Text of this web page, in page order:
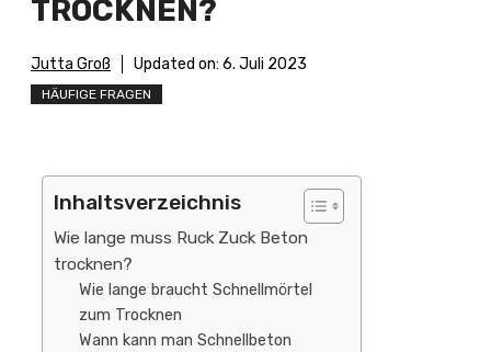
TROCKNEN?
Jutta Groß Updated on: 6. Juli 2023
HÄUFIGE FRAGEN
Inhaltsverzeichnis
Wie lange muss Ruck Zuck Beton
trocknen?
Wie lange braucht Schnellmörtel
zum Trocknen
Wann kann man Schnellbeton